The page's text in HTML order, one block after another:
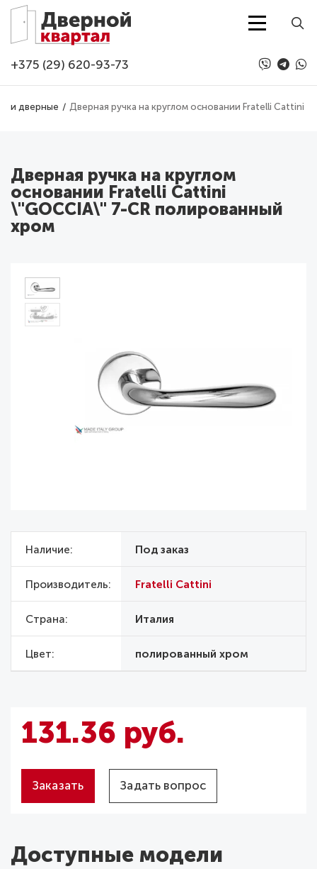
Перейти к основному содержанию
+375 (29) 620-93-73
дверные Дверная ручка на круглом основании Fratelli Cattini
Дверная ручка на круглом
основании Fratelli Cattini
\"GOCCIA\" 7-CR полированный
хром
Наличие Под заказ
Производитель Fratelli Cattini
Страна Италия
Цвет полированный хром
131.36 руб.
Заказать Задать вопрос
Доступные модели